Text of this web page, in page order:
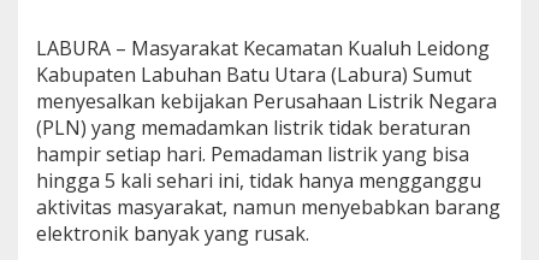
l
u
h
a
n
L
i
s
t
LABURA – Masyarakat Kecamatan Kualuh Leidong
Kabupaten Labuhan Batu Utara (Labura) Sumut
menyesalkan kebijakan Perusahaan Listrik Negara
(PLN) yang memadamkan listrik tidak beraturan
hampir setiap hari. Pemadaman listrik yang bisa
hingga 5 kali sehari ini, tidak hanya mengganggu
aktivitas masyarakat, namun menyebabkan barang
elektronik banyak yang rusak.